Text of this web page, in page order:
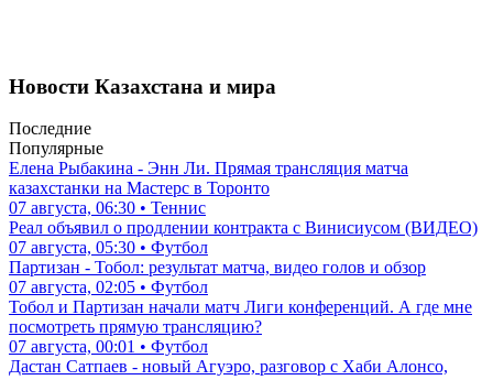
Новости Казахстана и мира
Последние
Популярные
Елена Рыбакина - Энн Ли. Прямая трансляция матча
казахстанки на Мастерс в Торонто
07 августа, 06:30 • Теннис
Реал объявил о продлении контракта с Винисиусом (ВИДЕО)
07 августа, 05:30 • Футбол
Партизан - Тобол: результат матча, видео голов и обзор
07 августа, 02:05 • Футбол
Тобол и Партизан начали матч Лиги конференций. А где мне
посмотреть прямую трансляцию?
07 августа, 00:01 • Футбол
Дастан Сатпаев - новый Агуэро, разговор с Хаби Алонсо,